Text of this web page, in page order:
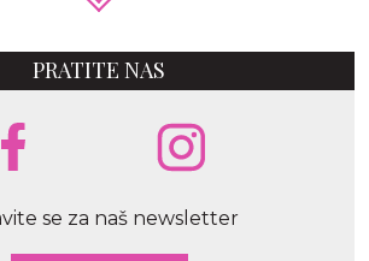
PRATITE NAS
se za naš newsletter